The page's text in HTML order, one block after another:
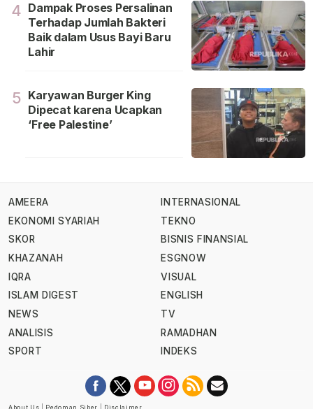
4 Dampak Proses Persalinan
Terhadap Jumlah Bakteri
Baik dalam Usus Bayi Baru
Lahir
5 Karyawan Burger King
Dipecat karena Ucapkan
‘Free Palestine’
AMEERA
EKONOMI SYARIAH
SKOR
KHAZANAH
IQRA
ISLAM DIGEST
NEWS
ANALISIS
SPORT
INTERNASIONAL
TEKNO
BISNIS FINANSIAL
ESGNOW
VISUAL
ENGLISH
TV
RAMADHAN
INDEKS